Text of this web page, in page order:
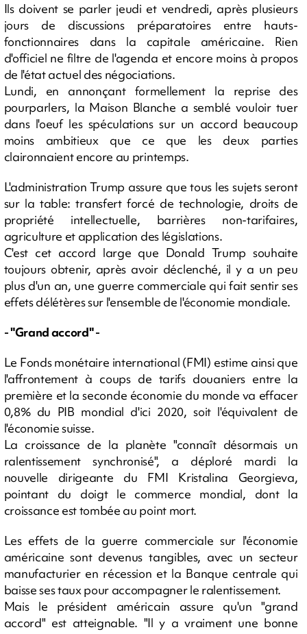
Ils doivent se parler jeudi et vendredi, après plusieurs
jours de discussions préparatoires entre hauts-
fonctionnaires dans la capitale américaine. Rien
d'officiel ne filtre de l'agenda et encore moins à propos
de l'état actuel des négociations.
Lundi, en annonçant formellement la reprise des
pourparlers, la Maison Blanche a semblé vouloir tuer
dans l'oeuf les spéculations sur un accord beaucoup
moins ambitieux que ce que les deux parties
claironnaient encore au printemps.
L'administration Trump assure que tous les sujets seront
sur la table: transfert forcé de technologie, droits de
propriété intellectuelle, barrières non-tarifaires,
agriculture et application des législations.
C'est cet accord large que Donald Trump souhaite
toujours obtenir, après avoir déclenché, il y a un peu
plus d'un an, une guerre commerciale qui fait sentir ses
effets délétères sur l'ensemble de l'économie mondiale.
- "Grand accord" -
Le Fonds monétaire international (FMI) estime ainsi que
l'affrontement à coups de tarifs douaniers entre la
première et la seconde économie du monde va effacer
0,8% du PIB mondial d'ici 2020, soit l'équivalent de
l'économie suisse.
La croissance de la planète "connaît désormais un
ralentissement synchronisé", a déploré mardi la
nouvelle dirigeante du FMI Kristalina Georgieva,
pointant du doigt le commerce mondial, dont la
croissance est tombée au point mort.
Les effets de la guerre commerciale sur l'économie
américaine sont devenus tangibles, avec un secteur
manufacturier en récession et la Banque centrale qui
baisse ses taux pour accompagner le ralentissement.
Mais le président américain assure qu'un "grand
accord" est atteignable. "Il y a vraiment une bonne